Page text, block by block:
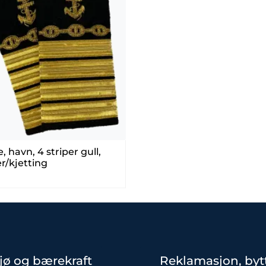
havn, 4 striper gull,
kjetting
og bærekraft
Reklamasjon,